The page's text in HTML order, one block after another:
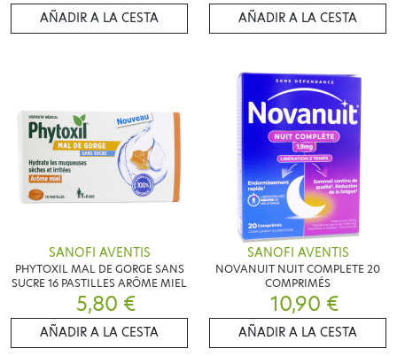
AÑADIR A LA CESTA AÑADIR A LA CESTA
SANOFI AVENTIS
PHYTOXIL MAL DE GORGE SANS
SUCRE 16 PASTILLES ARÔME MIEL
5,80 €
AÑADIR A LA CESTA
SANOFI AVENTIS
NOVANUIT NUIT COMPLETE 20
COMPRIMÉS
10,90 €
AÑADIR A LA CESTA